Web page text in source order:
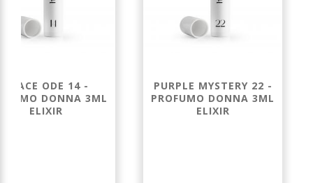
GRACE ODE 14 -
DONNA 3ML
ELIXIR
PURPLE MYSTERY 22 -
PROFUMO DONNA 3ML
ELIXIR